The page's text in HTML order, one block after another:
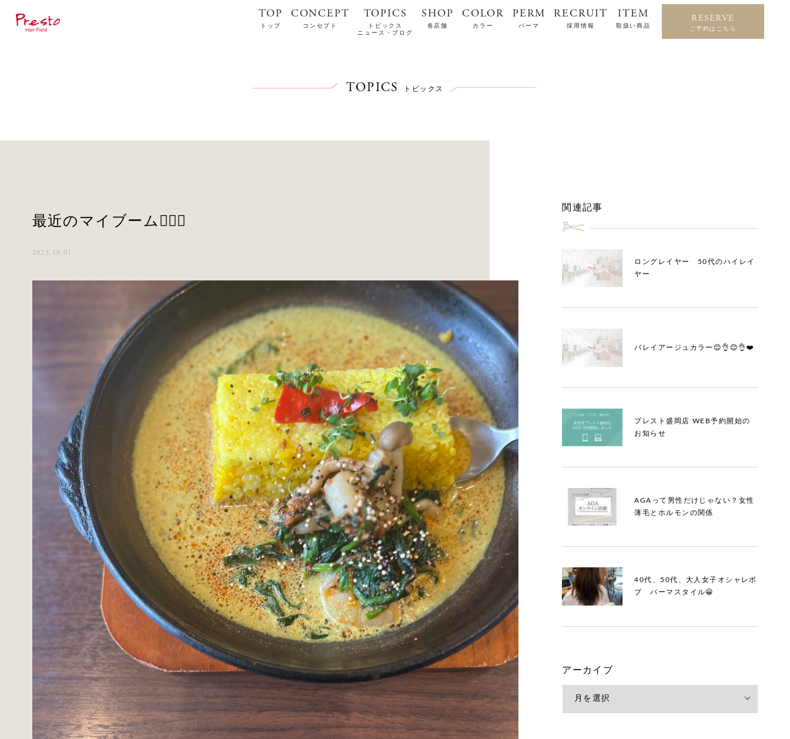
TOP
トップ
CONCEPT
コンセプト
TOPICS
トピックス
ニュース・ブログ
SHOP
各店舗
COLOR
カラー
PERM
パーマ
RECRUIT
採用情報
ITEM
取扱い商品
RESERVE
ご予約はこちら
TOPICS トピックス
最近のマイブーム🧚🏻‍♀️
2023.10.01
関連記事
ロングレイヤー 50代のハイレイ
ヤー
バレイアージュカラー😊👌😊👌❤️
プレスト盛岡店 WEB予約開始の
お知らせ
AGAって男性だけじゃない？女性
薄毛とホルモンの関係
40代、50代、大人女子オシャレボ
ブ パーマスタイル😀
アーカイブ